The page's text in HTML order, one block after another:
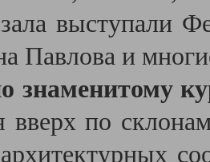
выступали
Павлова и
знаменитому
вверх по